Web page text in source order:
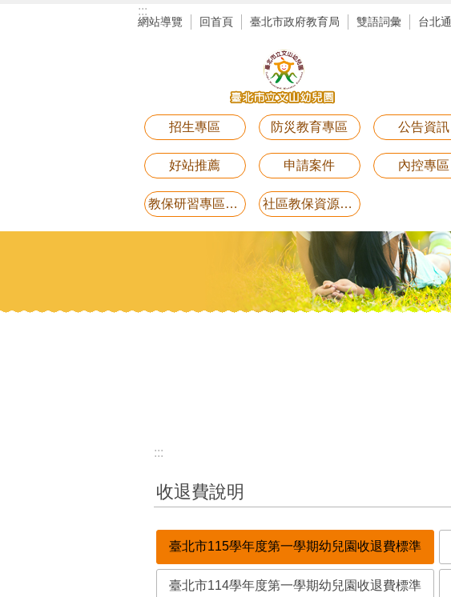
:::
網站導覽 回首頁 臺北市政府教育局 雙語詞彙 台北通
招生專區 防災教育專區 公告資訊
好站推薦 申請案件 內控專區
教保研習專區講義電子檔(11月25日研習-用藥安全) 社區教保資源中心
:::
收退費說明
臺北市115學年度第一學期幼兒園收退費標準
臺北市114學年度第一學期幼兒園收退費標準